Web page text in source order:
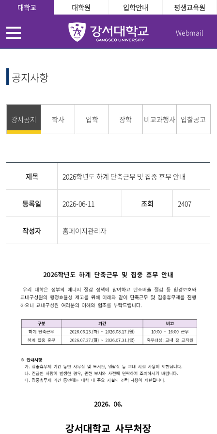
대학교 대학원 입학안내 평생교육원
Webmail
공지사항
강서공지 학사 입학 장학 비교과행사 입찰공고
제목 2026학년도 하계 단축근무 및 집중 휴무 안내
등록일 2026-06-11 조회 2407
작성자 홈페이지관리자